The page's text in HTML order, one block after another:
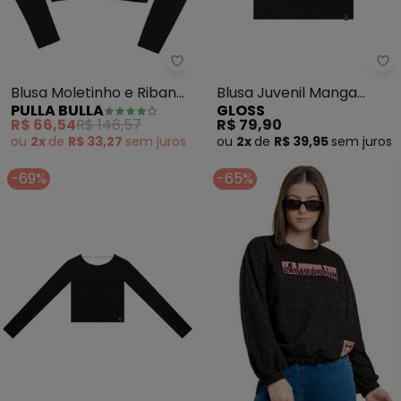
Pulla Bulla - Blusa Moletinho e
Blusa Moletinho e Ribana
com Elastano (Preto)
PULLA BULLA
R$ 66,54R$ 146,57
ou 2x de R$ 33,27 sem juros
Blusa Juvenil Manga
Curta Ribana Preto
GLOSS
R$ 79,90
ou 2x de R$ 39,95 sem juros
-69% -65%